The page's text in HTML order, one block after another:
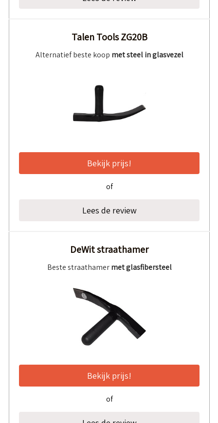
Talen Tools ZG20B
Alternatief beste koop met steel in glasvezel
Bekijk prijs!
of
Lees de review
DeWit straathamer
Beste straathamermet glasfibersteel
Bekijk prijs!
of